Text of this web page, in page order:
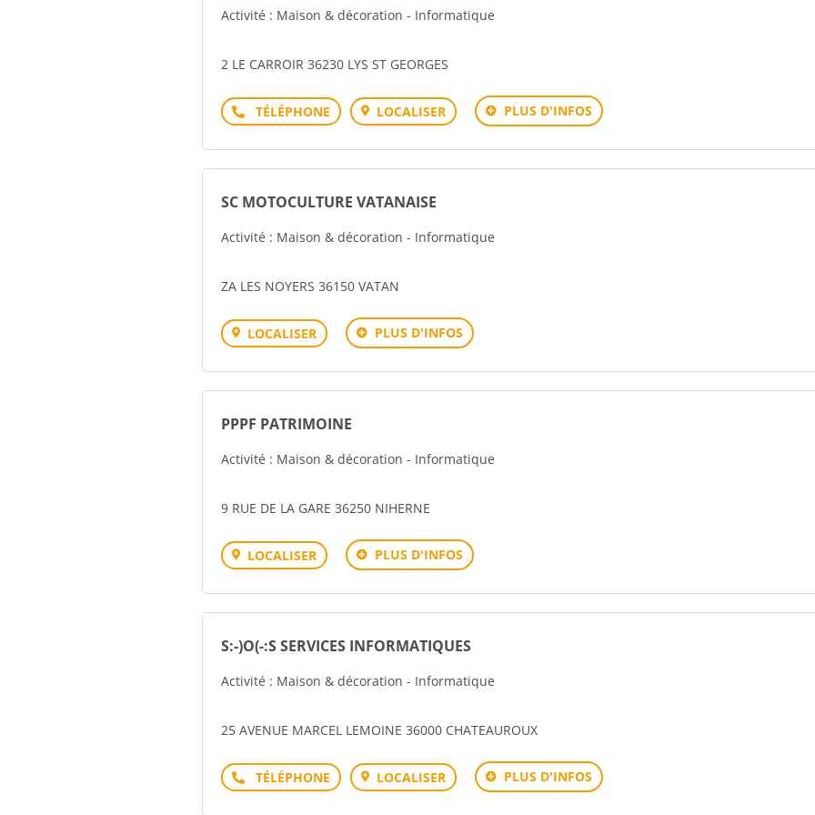
Activité : Maison & décoration - Informatique
2 LE CARROIR 36230 LYS ST GEORGES
Téléphone LOCALISER PLUS D'INFOS
SC MOTOCULTURE VATANAISE
Activité : Maison & décoration - Informatique
ZA LES NOYERS 36150 VATAN
LOCALISER PLUS D'INFOS
PPPF PATRIMOINE
Activité : Maison & décoration - Informatique
9 RUE DE LA GARE 36250 NIHERNE
LOCALISER PLUS D'INFOS
S:-)O(-:S SERVICES INFORMATIQUES
Activité : Maison & décoration - Informatique
25 AVENUE MARCEL LEMOINE 36000 CHATEAUROUX
Téléphone LOCALISER PLUS D'INFOS